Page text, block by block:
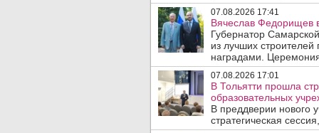
07.08.2026 17:41
Вячеслав Федорищев
Губернатор
из лучших
наградами.
07.08.2026 17:01
В Тольятти прошла
образовательных
В преддверии нового
стратегическая